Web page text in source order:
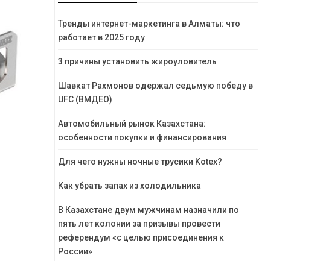
Тренды интернет-маркетинга в Алматы: что
работает в 2025 году
3 причины установить жироуловитель
Шавкат Рахмонов одержал седьмую победу в
UFC (ВМДЕО)
Автомобильный рынок Казахстана:
особенности покупки и финансирования
Для чего нужны ночные трусики Kotex?
Как убрать запах из холодильника
В Казахстане двум мужчинам назначили по
пять лет колонии за призывы провести
референдум «с целью присоединения к
России»